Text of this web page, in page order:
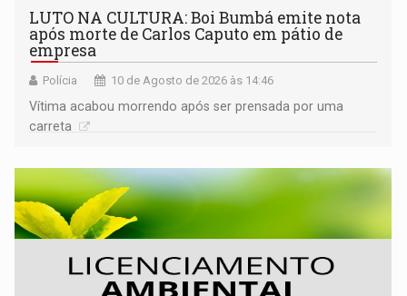
LUTO NA CULTURA: Boi Bumbá emite nota
após morte de Carlos Caputo em pátio de
empresa
Polícia 10 de Agosto de 2026 às 14:46
Vítima acabou morrendo após ser prensada por uma
carreta